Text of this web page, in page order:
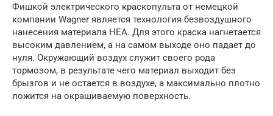
Фишкой электрического краскопульта от немецкой
компании Wagner является технология безвоздушного
нанесения материала HEA. Для этого краска нагнетается
высоким давлением, а на самом выходе оно падает до
нуля. Окружающий воздух служит своего рода
тормозом, в результате чего материал выходит без
брызгов и не остается в воздухе, а максимально плотно
ложится на окрашиваемую поверхность.